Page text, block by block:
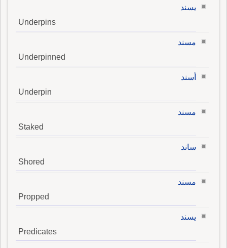
يسند
Underpins
مسند
Underpinned
أسند
Underpin
مسند
Staked
ساند
Shored
مسند
Propped
يسند
Predicates